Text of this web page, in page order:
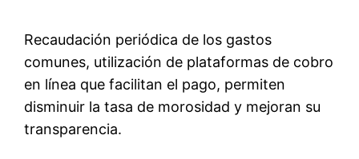
Recaudación periódica de los gastos
comunes, utilización de plataformas de cobro
en línea que facilitan el pago, permiten
disminuir la tasa de morosidad y mejoran su
transparencia.